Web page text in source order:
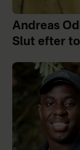
Andreas
Slut efter